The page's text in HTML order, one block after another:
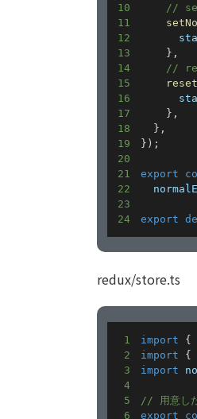
10
//
11
12
13
} ,
14
//
15
16
17
} ,
18
} ,
19
} ) ;
20
21
export
22
23
24
export
redux/store.ts
1 import {
2
import {
3
import
4
5
// 用意し
6
export